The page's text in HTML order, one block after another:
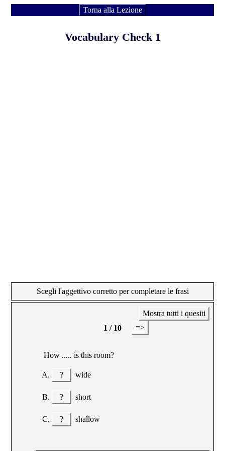
Torna alla Lezione
Vocabulary Check 1
Scegli l'aggettivo corretto per completare le frasi
Mostra tutti i quesiti
1 / 10
=>
How ..... is this room?
? wide
? short
? shallow